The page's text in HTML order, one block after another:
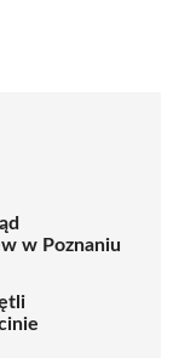
w Poznaniu